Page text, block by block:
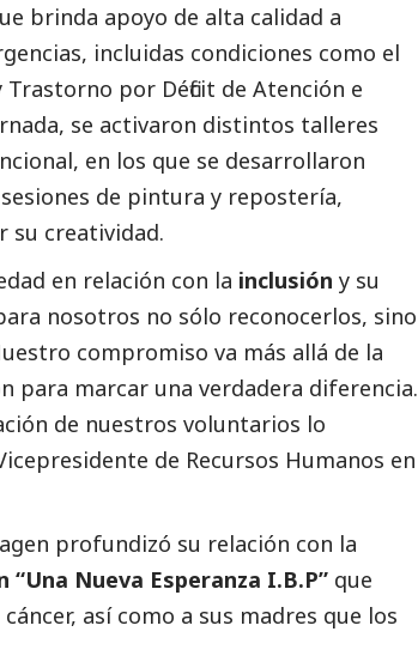
brinda apoyo de alta calidad a
incluidas condiciones como el
por Déficit de Atención e
se activaron distintos talleres
en los que se desarrollaron
de pintura y repostería,
creatividad.
en relación con la inclusión y su
nosotros no sólo reconocerlos, sino
compromiso va más allá de la
para marcar una verdadera diferencia.
de nuestros voluntarios lo
de Recursos Humanos en
profundizó su relación con la
“Una Nueva Esperanza I.B.P” que
así como a sus madres que los